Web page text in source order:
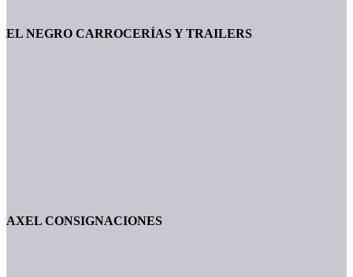
EL NEGRO CARROCERÍAS Y TRAILERS
AXEL CONSIGNACIONES